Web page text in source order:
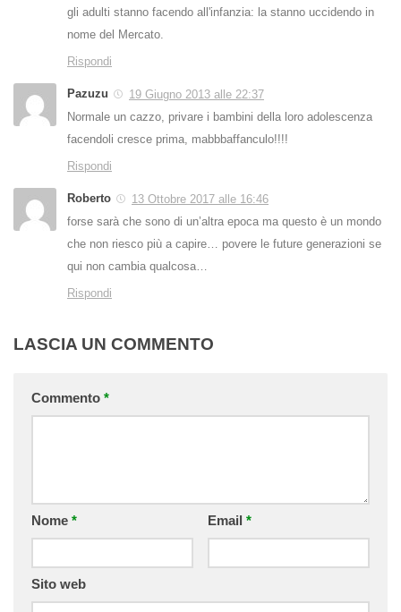
gli adulti stanno facendo all'infanzia: la stanno uccidendo in
nome del Mercato.
Rispondi
Pazuzu
19 Giugno 2013 alle 22:37
Normale un cazzo, privare i bambini della loro adolescenza
facendoli cresce prima, mabbbaffanculo!!!!
Rispondi
Roberto
13 Ottobre 2017 alle 16:46
forse sarà che sono di un’altra epoca ma questo è un mondo
che non riesco più a capire… povere le future generazioni se
qui non cambia qualcosa…
Rispondi
LASCIA UN COMMENTO
Commento *
Nome * Email *
Sito web